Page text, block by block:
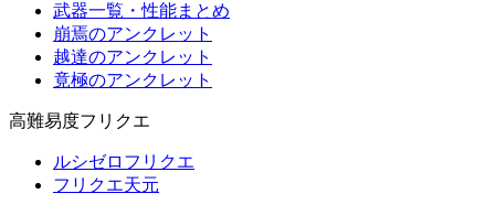
武器一覧・性能まとめ
崩焉のアンクレット
越達のアンクレット
竟極のアンクレット
高難易度フリクエ
ルシゼロフリクエ
フリクエ天元